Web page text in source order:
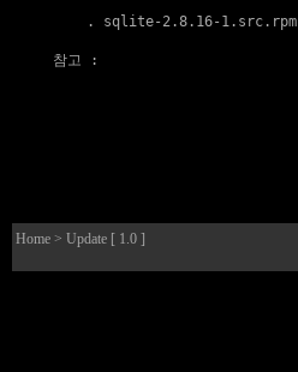
    .
sqlite-2.8.16-1.src.rpm
참고 :
Home > Update [ 1.0 ]